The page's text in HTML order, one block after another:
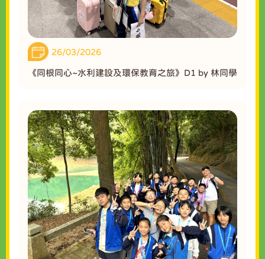
26/03/2026
《同根同心~水利建設及環保教育之旅》D1 by 林同學